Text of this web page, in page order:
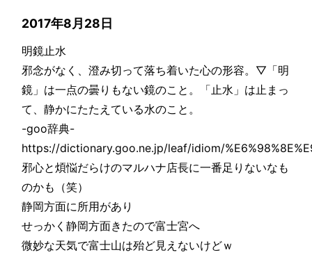
2017年8月28日
明鏡止水
邪念がなく、澄み切って落ち着いた心の形容。▽「明
鏡」は一点の曇りもない鏡のこと。「止水」は止まっ
て、静かにたたえている水のこと。
-goo辞典-
https://dictionary.goo.ne.jp/leaf/idiom/
邪心と煩悩だらけのマルハナ店長に一番足りないなも
のかも（笑）
静岡方面に所用があり
せっかく静岡方面きたので富士宮へ
微妙な天気で富士山は殆ど見えないけどｗ